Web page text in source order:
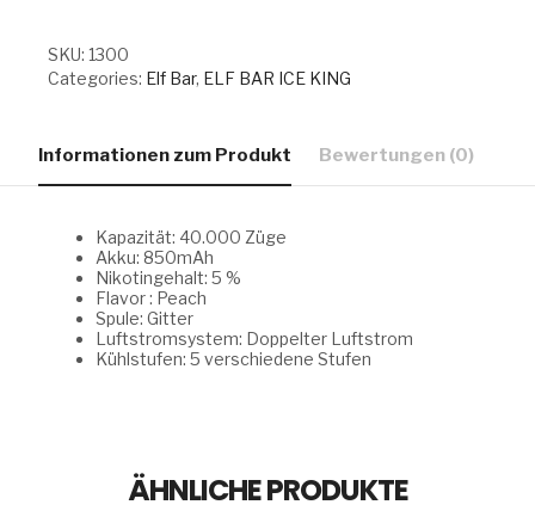
SKU: 1300
Categories: Elf Bar, ELF BAR ICE KING
Informationen zum Produkt Bewertungen (0)
Kapazität: 40.000 Züge
Akku: 850mAh
Nikotingehalt: 5 %
Flavor : Peach
Spule: Gitter
Luftstromsystem: Doppelter Luftstrom
Kühlstufen: 5 verschiedene Stufen
ÄHNLICHE PRODUKTE